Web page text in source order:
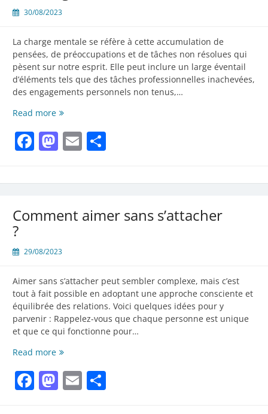
plaisir
autres
30/08/2023
La charge mentale se réfère à cette accumulation de
pensées, de préoccupations et de tâches non résolues qui
pèsent sur notre esprit. Elle peut inclure un large éventail
d’éléments tels que des tâches professionnelles inachevées,
des engagements personnels non tenus,…
Read moreLa
mentale
Facebook
Mastodon
Email
Comment aimer sans s’attacher
?
29/08/2023
Aimer sans s’attacher peut sembler complexe, mais c’est
tout à fait possible en adoptant une approche consciente et
équilibrée des relations. Voici quelques idées pour y
parvenir : Rappelez-vous que chaque personne est unique
et que ce qui fonctionne pour…
Read moreComment
sans
s’attacher
Facebook
Mastodon
Email